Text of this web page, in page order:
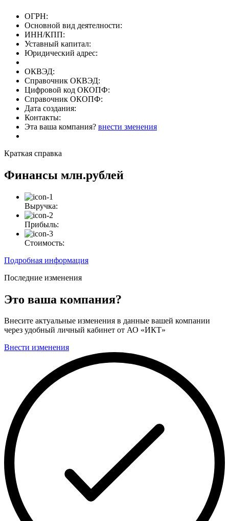
ОГРН:
Основной вид деятелности:
ИНН/КПП:
Уставный капитал:
Юридический адрес:
ОКВЭД:
Справочник ОКВЭД:
Цифровой код ОКОПФ:
Справочник ОКОПФ:
Дата создания:
Контакты:
Эта ваша компания? внести зменения
Краткая справка
Финансы млн.рублей
Выручка:
Прибыль:
Стоимость:
Подробная информация
Последние изменения
Это ваша компания?
Внесите актуальные изменения в данные вашей компании
через удобный личный кабинет от АО «ИКТ»
Внести изменения